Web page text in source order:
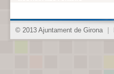
© 2013 Ajuntament de Girona